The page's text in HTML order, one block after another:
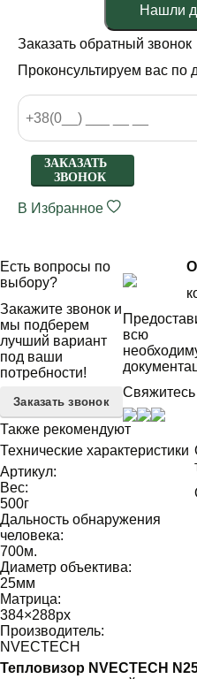
Нашли
Заказать обратный звонок
Проконсультируем вас по
ЗАКАЗАТЬ
ЗВОНОК
В Избранное
Есть вопросы по
выбору?
Закажите звонок и
мы подберем
лучший вариант
под ваши
потребности!
Заказать звонок
всю
Также рекомендуют
Технические характеристики
Артикул:
Вес:
500г
Дальность обнаружения
человека:
700м.
Диаметр объектива:
25мм
Матрица:
384×288px
Производитель:
NVECTECH
Тепловизор NVECTECH